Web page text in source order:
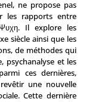
ne propose pas
les rapports entre
Il explore les
siècle ainsi que les
de méthodes qui
psychanalyse et les
ces dernières,
une nouvelle
Cette dernière